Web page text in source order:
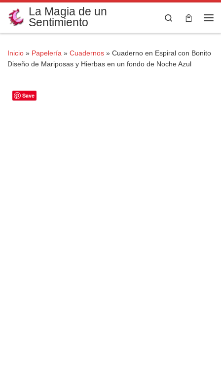
Saltar al contenido
La Magia de un
Sentimiento
Search
Inicio » Papelería » Cuadernos » Cuaderno en Espiral con Bonito
Diseño de Mariposas y Hierbas en un fondo de Noche Azul
Save